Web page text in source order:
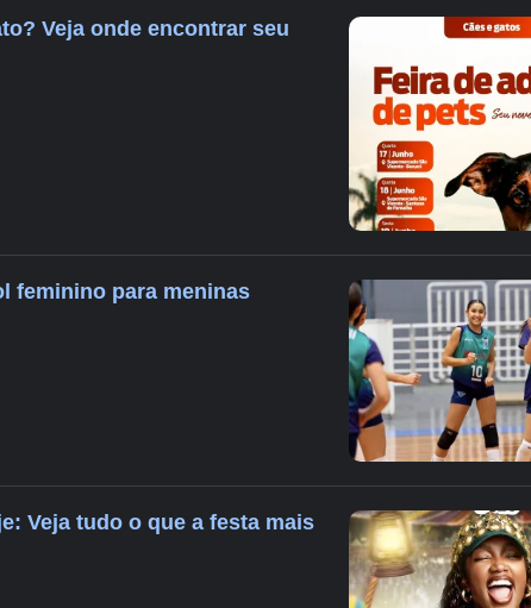
Veja onde encontrar seu
feminino para meninas
Veja tudo o que a festa mais